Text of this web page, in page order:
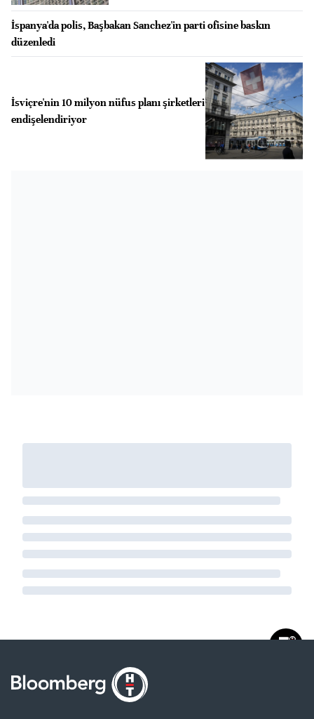
İspanya'da polis, Başbakan Sanchez'in parti ofisine baskın
düzenledi
İsviçre'nin 10 milyon nüfus planı şirketleri
endişelendiriyor